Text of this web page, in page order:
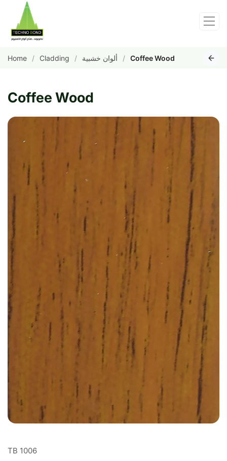
Home Cladding ألوان خشبية Coffee Wood
Coffee Wood
TB 1006